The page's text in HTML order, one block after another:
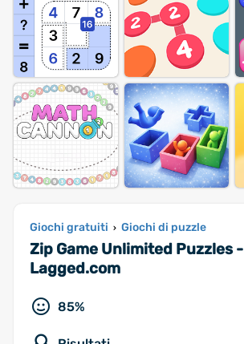
Giochi gratuiti › Giochi di puzzle
Zip Game Unlimited Puzzles -
Lagged.com
85%